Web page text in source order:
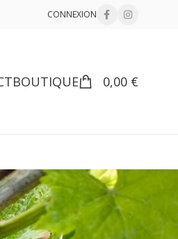
CONNEXION
BOUTIQUE 0,00 €